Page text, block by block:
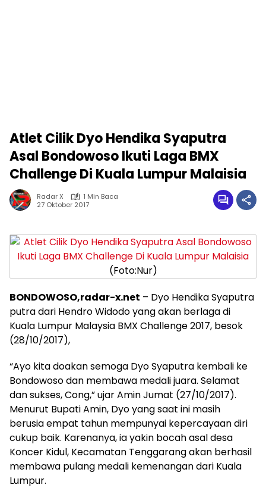
Atlet Cilik Dyo Hendika Syaputra
Asal Bondowoso Ikuti Laga BMX
Challenge Di Kuala Lumpur Malaisia
Radar X
1 Min Baca
27 Oktober 2017
(Foto:Nur)
BONDOWOSO,radar-x.net – Dyo Hendika Syaputra
putra dari Hendro Widodo yang akan berlaga di
Kuala Lumpur Malaysia BMX Challenge 2017, besok
(28/10/2017),
“Ayo kita doakan semoga Dyo Syaputra kembali ke
Bondowoso dan membawa medali juara. Selamat
dan sukses, Cong,” ujar Amin Jumat (27/10/2017).
Menurut Bupati Amin, Dyo yang saat ini masih
berusia empat tahun mempunyai kepercayaan diri
cukup baik. Karenanya, ia yakin bocah asal desa
Koncer Kidul, Kecamatan Tenggarang akan berhasil
membawa pulang medali kemenangan dari Kuala
Lumpur.